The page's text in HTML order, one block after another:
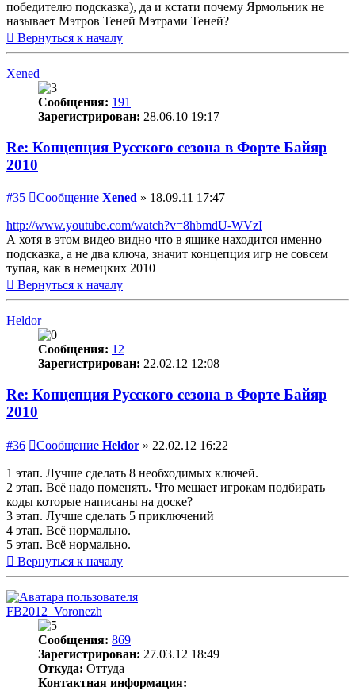
победителю подсказка), да и кстати почему Ярмольник не
называет Мэтров Теней Мэтрами Теней?
Вернуться к началу
Xened
Сообщения: 191
Зарегистрирован: 28.06.10 19:17
Re: Концепция Русского сезона в Форте Байяр
2010
#35 Сообщение Xened » 18.09.11 17:47
http://www.youtube.com/watch?v=8hbmdU-WVzI
А хотя в этом видео видно что в ящике находится именно
подсказка, а не два ключа, значит концепция игр не совсем
тупая, как в немецких 2010
Вернуться к началу
Heldor
Сообщения: 12
Зарегистрирован: 22.02.12 12:08
Re: Концепция Русского сезона в Форте Байяр
2010
#36 Сообщение Heldor » 22.02.12 16:22
1 этап. Лучше сделать 8 необходимых ключей.
2 этап. Всё надо поменять. Что мешает игрокам подбирать
коды которые написаны на доске?
3 этап. Лучше сделать 5 приключений
4 этап. Всё нормально.
5 этап. Всё нормально.
Вернуться к началу
FB2012_Voronezh
Сообщения: 869
Зарегистрирован: 27.03.12 18:49
Откуда: Оттуда
Контактная информация: